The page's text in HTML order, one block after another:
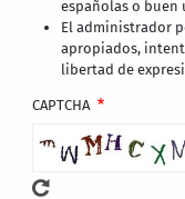
españolas o buen
El administrador
apropiados,
libertad de
CAPTCHA